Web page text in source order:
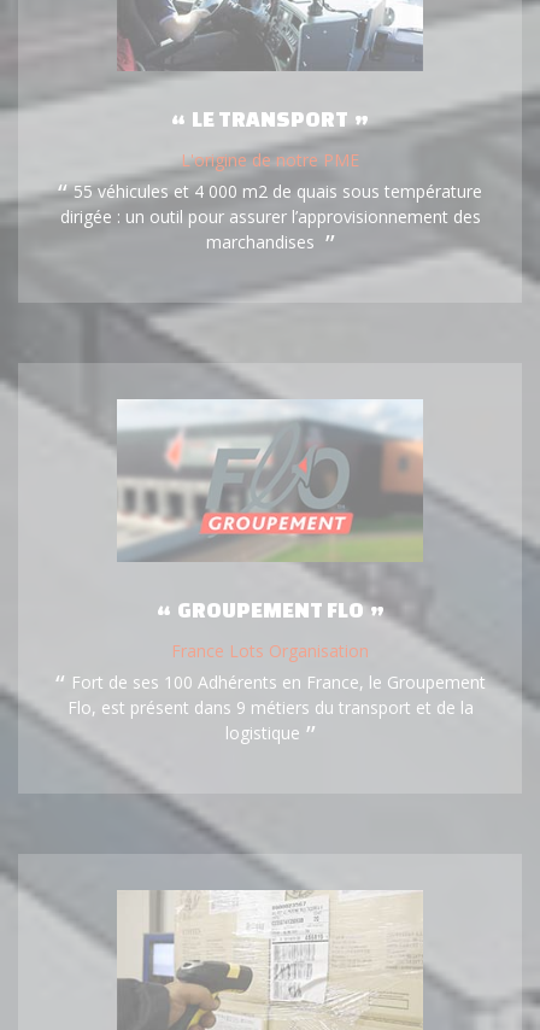
LE TRANSPORT
L'origine de notre PME
55 véhicules et 4 000 m2 de quais sous température
dirigée : un outil pour assurer l’approvisionnement des
marchandises
GROUPEMENT FLO
France Lots Organisation
Fort de ses 100 Adhérents en France, le Groupement
Flo, est présent dans 9 métiers du transport et de la
logistique